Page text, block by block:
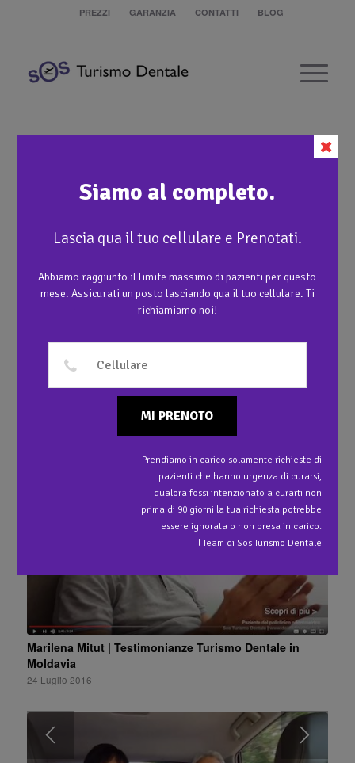
PREZZI GARANZIA CONTATTI BLOG
Ti potrebbe interessare anche…
Marilena Mitut | Testimonianze Turismo Dentale in
Moldavia
24 Luglio 2016
Siamo al completo.
Lascia qua il tuo cellulare e Prenotati.
Abbiamo raggiunto il limite massimo di pazienti per questo
mese. Assicurati un posto lasciando qua il tuo cellulare. Ti
richiamiamo noi!
MI PRENOTO
Prendiamo in carico solamente richieste di
pazienti che hanno urgenza di curarsi,
qualora fossi intenzionato a curarti non
prima di 90 giorni la tua richiesta potrebbe
essere ignorata o non presa in carico.
Il Team di Sos Turismo Dentale